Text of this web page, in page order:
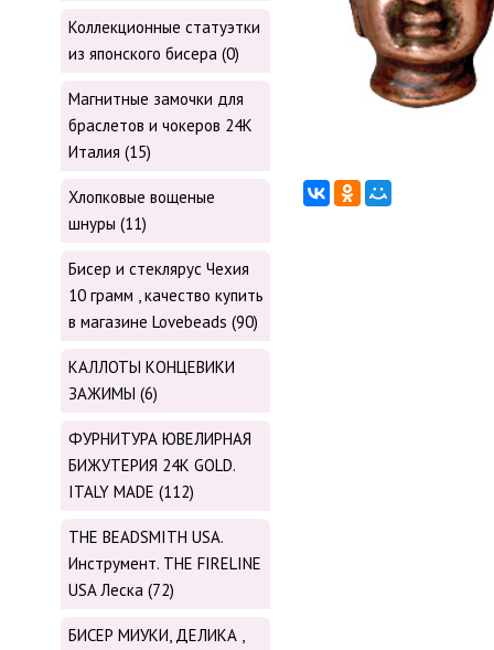
Коллекционные статуэтки
из японского бисера (0)
Магнитные замочки для
браслетов и чокеров 24К
Италия (15)
Хлопковые вощеные
шнуры (11)
Бисер и стеклярус Чехия
10 грамм , качество купить
в магазине Lovebeads (90)
КАЛЛОТЫ КОНЦЕВИКИ
ЗАЖИМЫ (6)
ФУРНИТУРА ЮВЕЛИРНАЯ
БИЖУТЕРИЯ 24К GOLD.
ITALY MADE (112)
THE BEADSMITH USA.
Инструмент. THE FIRELINE
USA Леска (72)
БИСЕР МИУКИ, ДЕЛИКА ,